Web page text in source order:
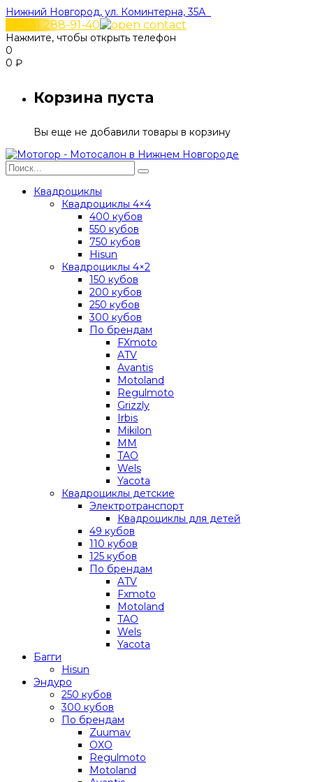
Нижний Новгород, ул. Коминтерна, 35А
+7 831 288-91-40
Нажмите, чтобы открыть телефон
0
0 ₽
Корзина пуста
Вы еще не добавили товары в корзину
Квадроциклы
Квадроциклы 4×4
400 кубов
550 кубов
750 кубов
Hisun
Квадроциклы 4×2
150 кубов
200 кубов
250 кубов
300 кубов
По брендам
FXmoto
ATV
Avantis
Motoland
Regulmoto
Grizzly
Irbis
Mikilon
MM
TAO
Wels
Yacota
Квадроциклы детские
Электротранспорт
Квадроциклы для детей
49 кубов
110 кубов
125 кубов
По брендам
ATV
Fxmoto
Motoland
TAO
Wels
Yacota
Багги
Hisun
Эндуро
250 кубов
300 кубов
По брендам
Zuumav
OXO
Regulmoto
Motoland